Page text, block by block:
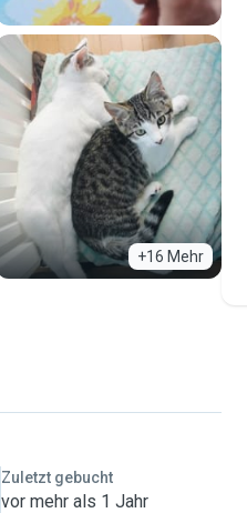
+16 Mehr
Zuletzt gebucht
vor mehr als 1 Jahr